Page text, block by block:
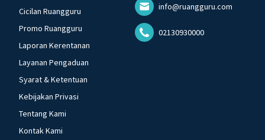
Cicilan Ruangguru
Promo Ruangguru
Laporan Kerentanan
Layanan Pengaduan
Syarat & Ketentuan
Kebijakan Privasi
Tentang Kami
Kontak Kami
info@ruangguru.com
02130930000